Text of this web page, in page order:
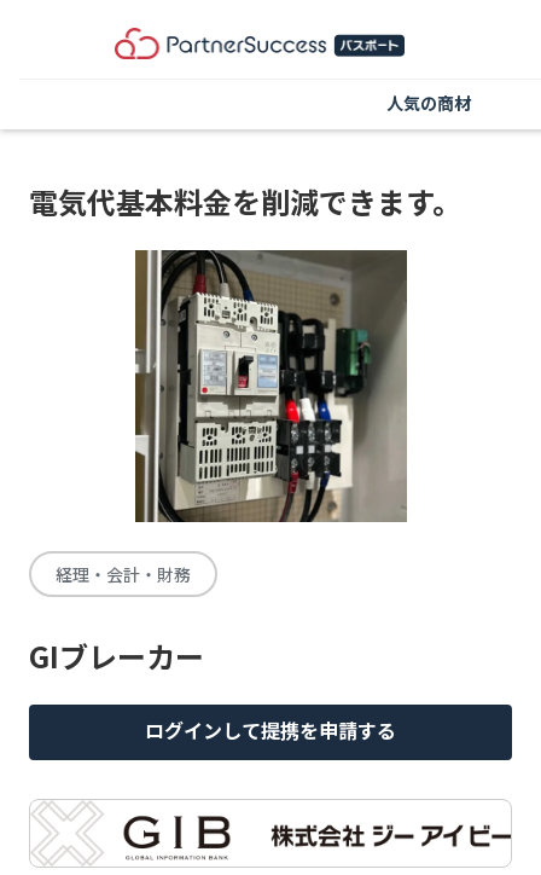
電気代基本料金を削減できます。
経理・会計・財務
GIブレーカー
ログインして提携を申請する
人気の商材